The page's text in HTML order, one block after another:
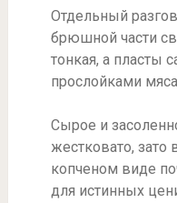
Отдельный
брюшной части
тонкая, а пласты
прослойками
Сырое и
жестковато,
копченом виде
для истинных